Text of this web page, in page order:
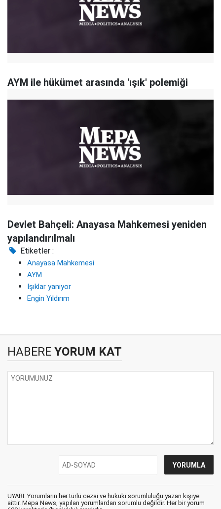
AYM ile hükümet arasında 'ışık' polemiği
Devlet Bahçeli: Anayasa Mahkemesi yeniden
yapılandırılmalı
Etiketler :
Anayasa Mahkemesi
AYM
Işıklar yanıyor
Engin Yıldırım
HABERE YORUM KAT
UYARI: Yorumların her türlü cezai ve hukuki sorumluluğu yazan kişiye
aittir. Mepa News, yapılan yorumlardan sorumlu değildir. Her bir yorum